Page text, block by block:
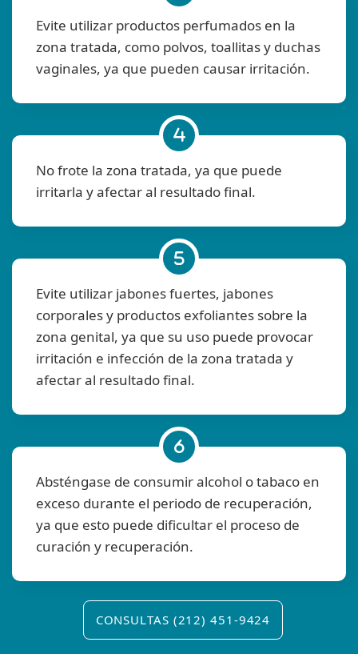
Evite utilizar productos perfumados en la
zona tratada, como polvos, toallitas y duchas
vaginales, ya que pueden causar irritación.
No frote la zona tratada, ya que puede
irritarla y afectar al resultado final.
Evite utilizar jabones fuertes, jabones
corporales y productos exfoliantes sobre la
zona genital, ya que su uso puede provocar
irritación e infección de la zona tratada y
afectar al resultado final.
Absténgase de consumir alcohol o tabaco en
exceso durante el periodo de recuperación,
ya que esto puede dificultar el proceso de
curación y recuperación.
CONSULTAS (212) 451-9424